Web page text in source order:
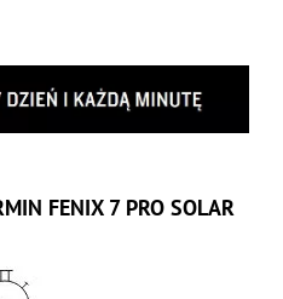
FENIX 7 PRO SOLAR